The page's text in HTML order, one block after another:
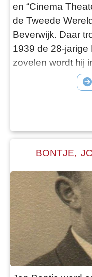
en “Cinema
de Tweede
Beverwijk. Daar
1939 de 28-jarige
zovelen wordt hij
jaar opgeroepen
wordt geplaatst
Valkenburg mo
BONTJE,